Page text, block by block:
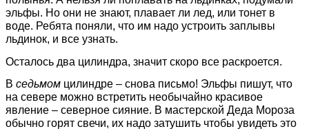
эльфы. Но они не знают, плавает ли лед, или тонет в
воде. Ребята поняли, что им надо устроить заплывы
льдинок, и все узнать.
Осталось два цилиндра, значит скоро все раскроется.
В седьмом цилиндре – снова письмо! Эльфы пишут, что
на севере можно встретить необычайно красивое
явление – северное сияние. В мастерской Деда Мороза
обычно горят свечи, их надо затушить чтобы увидеть это